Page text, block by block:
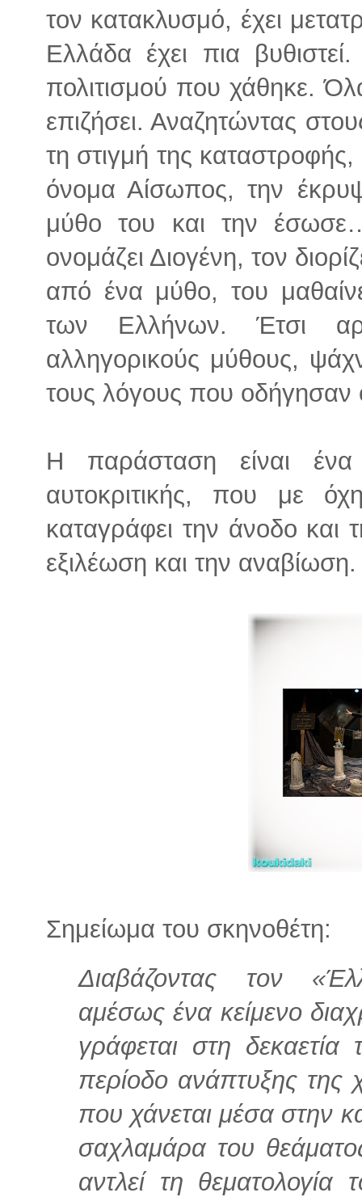
τον κατακλυσμό, έχει
Ελλάδα έχει πια
πολιτισμού που χάθηκε.
επιζήσει. Αναζητώντας
τη στιγμή της
όνομα Αίσωπος, την
μύθο του και την
ονομάζει Διογένη, τον
από ένα μύθο, του
των Ελλήνων. Έτσι
αλληγορικούς μύθους,
τους λόγους που
Η παράσταση είναι ένα
αυτοκριτικής, που με
καταγράφει την άνοδο
εξιλέωση και την
Σημείωμα του σκηνοθέτη:
Διαβάζοντας τον
αμέσως ένα κείμενο
γράφεται στη
περίοδο ανάπτυξης της
που χάνεται μέσα στην
σαχλαμάρα του
αντλεί τη